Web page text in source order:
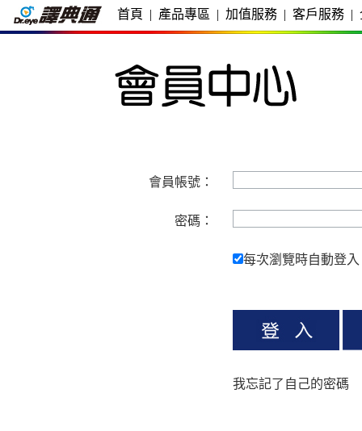
首頁 | 產品專區 | 加值服務 | 客戶服務 |
會員帳號：
密碼：
每次瀏覽時自動登入
我忘記了自己的密碼